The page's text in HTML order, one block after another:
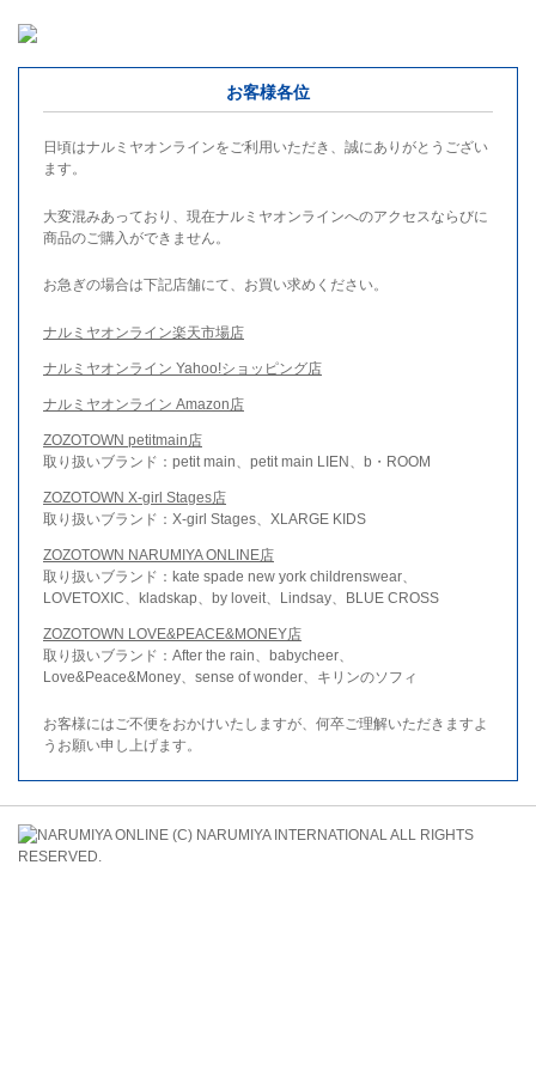
お客様各位
日頃はナルミヤオンラインをご利用いただき、誠にありがとうござい
ます。
大変混みあっており、現在ナルミヤオンラインへのアクセスならびに
商品のご購入ができません。
お急ぎの場合は下記店舗にて、お買い求めください。
ナルミヤオンライン楽天市場店
ナルミヤオンライン Yahoo!ショッピング店
ナルミヤオンライン Amazon店
ZOZOTOWN petitmain店
取り扱いブランド：petit main、petit main LIEN、b・ROOM
ZOZOTOWN X-girl Stages店
取り扱いブランド：X-girl Stages、XLARGE KIDS
ZOZOTOWN NARUMIYA ONLINE店
取り扱いブランド：kate spade new york childrenswear、
LOVETOXIC、kladskap、by loveit、Lindsay、BLUE CROSS
ZOZOTOWN LOVE&PEACE&MONEY店
取り扱いブランド：After the rain、babycheer、
Love&Peace&Money、sense of wonder、キリンのソフィ
お客様にはご不便をおかけいたしますが、何卒ご理解いただきますよ
うお願い申し上げます。